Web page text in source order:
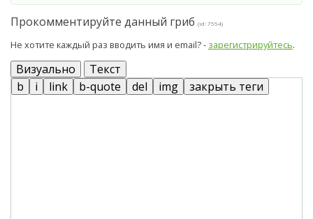
Прокомментируйте данный гриб (id: 7554)
Не хотите каждый раз вводить имя и email? - зарегистрируйтесь.
Визуально Текст